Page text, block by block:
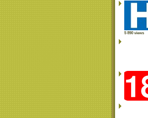
5 890 views